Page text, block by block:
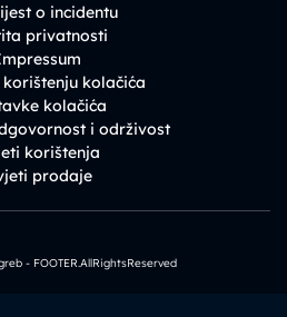
o incidentu
privatnosti
kolačića
kolačića
i održivost
korištenja
prodaje
- FOOTER.AllRightsReserved